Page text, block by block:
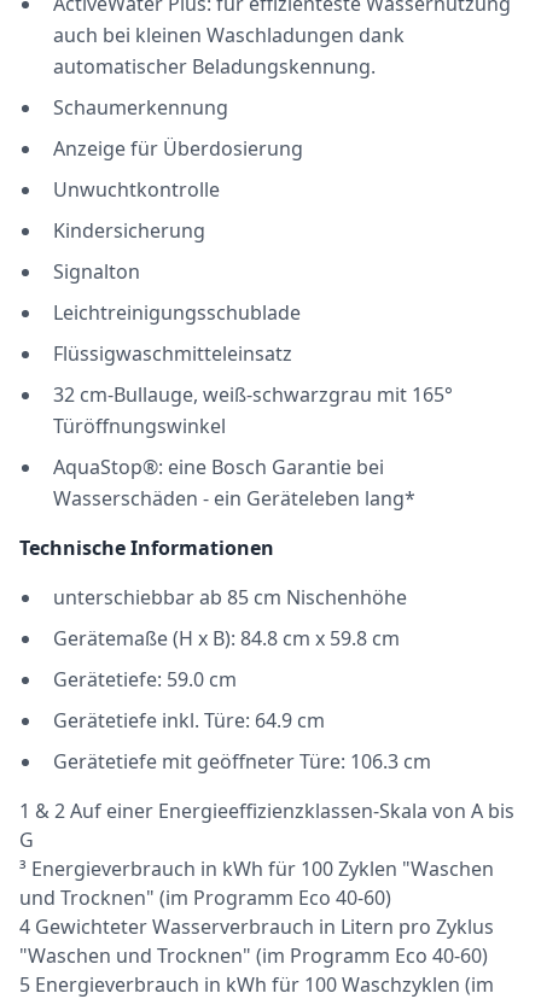
auch bei kleinen Waschladungen dank
automatischer Beladungskennung.
Schaumerkennung
Anzeige für Überdosierung
Unwuchtkontrolle
Kindersicherung
Signalton
Leichtreinigungsschublade
Flüssigwaschmitteleinsatz
32 cm-Bullauge, weiß-schwarzgrau mit 165°
Türöffnungswinkel
AquaStop®: eine Bosch Garantie bei
Wasserschäden - ein Geräteleben lang*
Technische Informationen
unterschiebbar ab 85 cm Nischenhöhe
Gerätemaße (H x B): 84.8 cm x 59.8 cm
Gerätetiefe: 59.0 cm
Gerätetiefe inkl. Türe: 64.9 cm
Gerätetiefe mit geöffneter Türe: 106.3 cm
1 & 2 Auf einer Energieeffizienzklassen-Skala von A bis
G
³ Energieverbrauch in kWh für 100 Zyklen "Waschen
und Trocknen" (im Programm Eco 40-60)
4 Gewichteter Wasserverbrauch in Litern pro Zyklus
"Waschen und Trocknen" (im Programm Eco 40-60)
5 Energieverbrauch in kWh für 100 Waschzyklen (im